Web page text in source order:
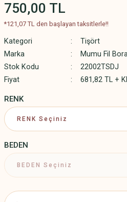
750,00 TL
*121,07 TL den başlayan taksitlerle!!
Kategori
Tişört
Marka
Mumu Fil
Stok Kodu
22002TSDJ
Fiyat
681,82 TL +
RENK
BEDEN